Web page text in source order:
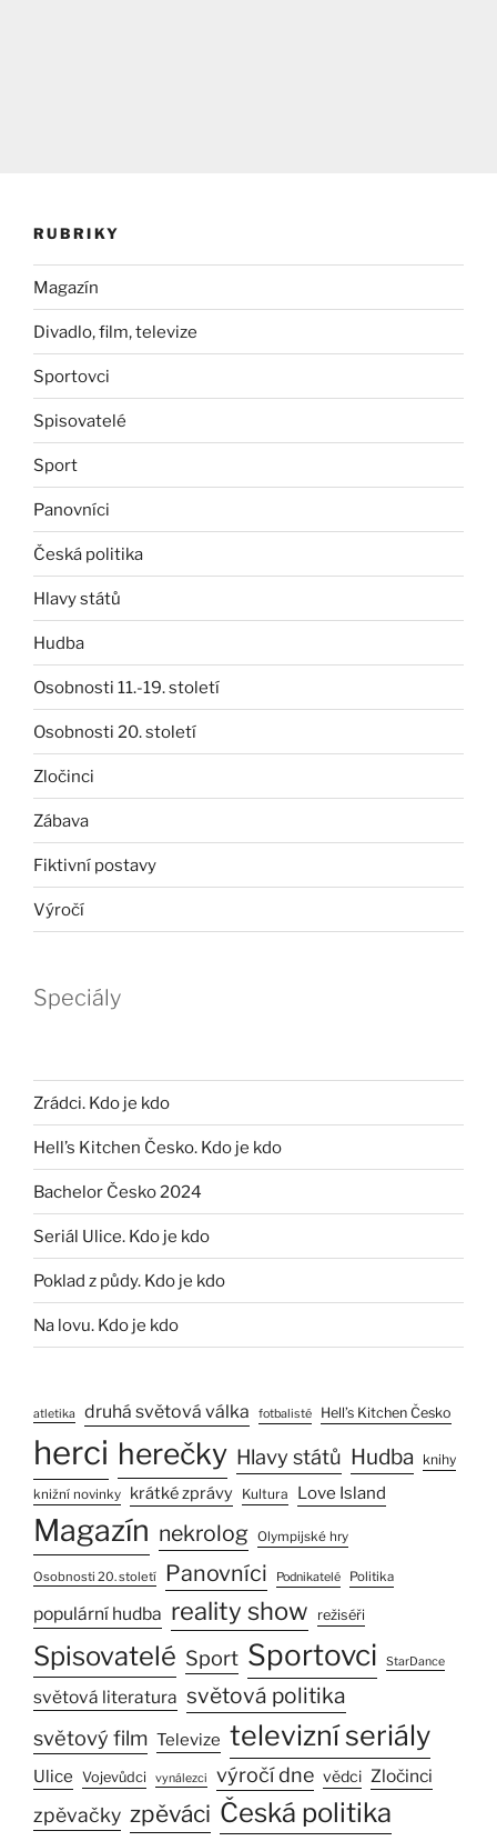
RUBRIKY
Magazín
Divadlo, film, televize
Sportovci
Spisovatelé
Sport
Panovníci
Česká politika
Hlavy států
Hudba
Osobnosti 11.-19. století
Osobnosti 20. století
Zločinci
Zábava
Fiktivní postavy
Výročí
Speciály
Zrádci. Kdo je kdo
Hell’s Kitchen Česko. Kdo je kdo
Bachelor Česko 2024
Seriál Ulice. Kdo je kdo
Poklad z půdy. Kdo je kdo
Na lovu. Kdo je kdo
atletika druhá světová válka fotbalisté Hell’s Kitchen Česko
herci herečky Hlavy států Hudba knihy
knižní novinky krátké zprávy Kultura Love Island
Magazín nekrolog Olympijské hry
Osobnosti 20. století Panovníci Podnikatelé Politika
populární hudba reality show režiséři
Spisovatelé Sport Sportovci StarDance
světová literatura světová politika
světový film Televize televizní seriály
Ulice Vojevůdci vynálezci výročí dne vědci Zločinci
zpěvačky zpěváci Česká politika